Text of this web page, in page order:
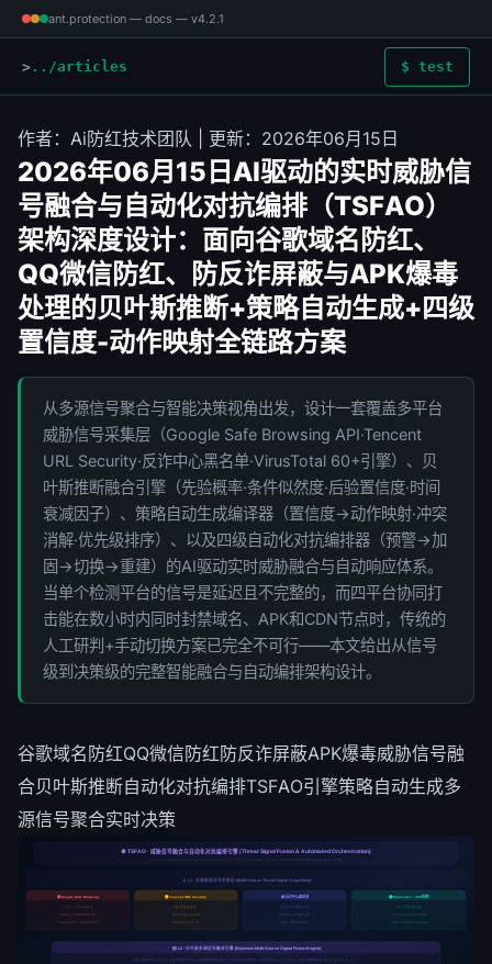
ant.protection — docs — v4.2.1
../articles $ test
作者：Ai防红技术团队 | 更新：2026年06月15日
2026年06月15日AI驱动的实时威胁信
号融合与自动化对抗编排（TSFAO）
架构深度设计：面向谷歌域名防红、
QQ微信防红、防反诈屏蔽与APK爆毒
处理的贝叶斯推断+策略自动生成+四级
置信度-动作映射全链路方案
从多源信号聚合与智能决策视角出发，设计一套覆盖多平台
威胁信号采集层（Google Safe Browsing API·Tencent
URL Security·反诈中心黑名单·VirusTotal 60+引擎）、贝
叶斯推断融合引擎（先验概率·条件似然度·后验置信度·时间
衰减因子）、策略自动生成编译器（置信度→动作映射·冲突
消解·优先级排序）、以及四级自动化对抗编排器（预警→加
固→切换→重建）的AI驱动实时威胁融合与自动响应体系。
当单个检测平台的信号是延迟且不完整的，而四平台协同打
击能在数小时内同时封禁域名、APK和CDN节点时，传统的
人工研判+手动切换方案已完全不可行——本文给出从信号
级到决策级的完整智能融合与自动编排架构设计。
谷歌域名防红QQ微信防红防反诈屏蔽APK爆毒威胁信号融
合贝叶斯推断自动化对抗编排TSFAO引擎策略自动生成多
源信号聚合实时决策
🧠 TSFAO · 威胁信号融合与自动化对抗编排引擎 (Threat Signal Fusion & Automated Orchestration)
4-Source Signal Aggregation · Bayesian Fusion · Policy Compiler · L0→L3 Automated Countermeasure Pipeline
📡 L1 · 多源威胁信号采集层 (Multi-Source Threat Signal Acquisition)
🔴 Google Safe Browsing
v4 API · 30min轮询
SOCIAL_ENGINEERING
MALWARE · UNWANTED
🟠 Tencent URL Security
QQ·微信双通道
UrlSecQuery API
RiskLevel 0→3
🔵 反诈中心黑名单
国家反诈大数据平台
DPI域名·IP·URL拦截
省级→国家级联动
🟢 VirusTotal + APK检测
60+引擎并发扫描
Trojan·Riskware·PUP
MD5·SHA256·ssdeep
🧮 L2 · 贝叶斯多源信号融合引擎 (Bayesian Multi-Source Signal Fusion Engine)
先验概率P(H)∈[0,1] · 条件似然度P(E|H) · 后验置信度P(H|E) = P(E|H)×P(H)/P(E) · 时间衰减因子λ=e^(-Δt/τ) · 平台权重矩阵W={w_g, w_t, w_a, w_v}